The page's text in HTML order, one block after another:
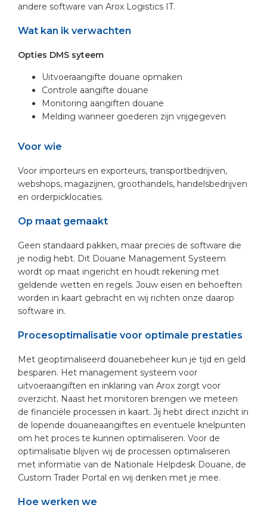
andere software van Arox Logistics IT.
Wat kan ik verwachten
Opties DMS syteem
Uitvoeraangifte douane opmaken
Controle aangifte douane
Monitoring aangiften douane
Melding wanneer goederen zijn vrijgegeven
Voor wie
Voor importeurs en exporteurs, transportbedrijven,
webshops, magazijnen, groothandels, handelsbedrijven
en orderpicklocaties.
Op maat gemaakt
Geen standaard pakken, maar precies de software die
je nodig hebt. Dit Douane Management Systeem
wordt op maat ingericht en houdt rekening met
geldende wetten en regels. Jouw eisen en behoeften
worden in kaart gebracht en wij richten onze daarop
software in.
Procesoptimalisatie voor optimale prestaties
Met geoptimaliseerd douanebeheer kun je tijd en geld
besparen. Het management systeem voor
uitvoeraangiften en inklaring van Arox zorgt voor
overzicht. Naast het monitoren brengen we meteen
de financiële processen in kaart. Jij hebt direct inzicht in
de lopende douaneaangiftes en eventuele knelpunten
om het proces te kunnen optimaliseren. Voor de
optimalisatie blijven wij de processen optimaliseren
met informatie van de Nationale Helpdesk Douane, de
Custom Trader Portal en wij denken met je mee.
Hoe werken we